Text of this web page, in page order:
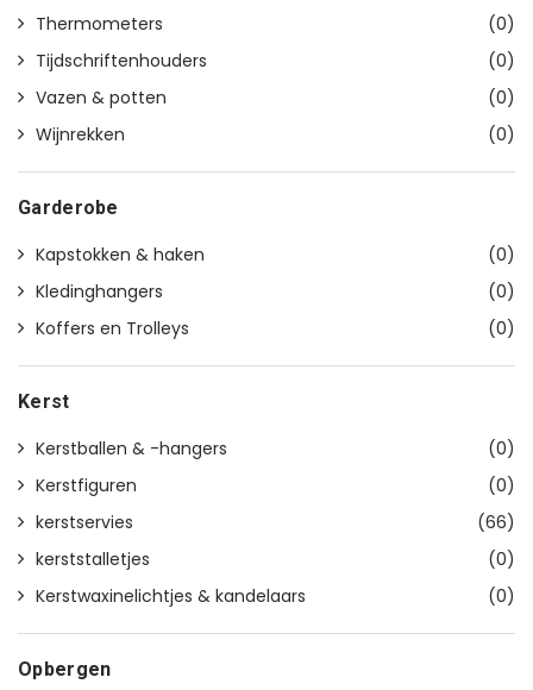
Thermometers
(0)
Tijdschriftenhouders
(0)
Vazen & potten
(0)
Wijnrekken
(0)
Garderobe
Kapstokken & haken
(0)
Kledinghangers
(0)
Koffers en Trolleys
(0)
Kerst
Kerstballen & -hangers
(0)
Kerstfiguren
(0)
kerstservies
(66)
kerststalletjes
(0)
Kerstwaxinelichtjes & kandelaars
(0)
Opbergen